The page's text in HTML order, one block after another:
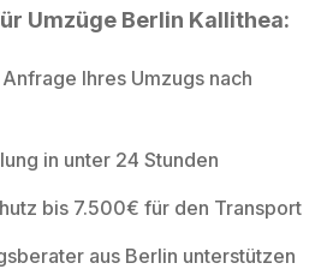
Umzüge Berlin Kallithea:
Ihres Umzugs nach
in unter 24 Stunden
bis 7.500€ für den Transport
aus Berlin unterstützen